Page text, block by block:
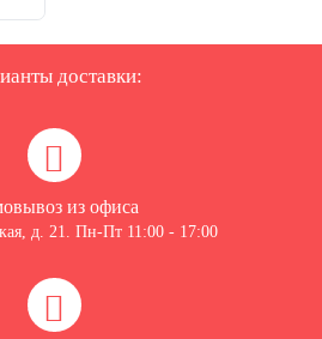
доставки:
из офиса
д. 21. Пн-Пт 11:00 - 17:00